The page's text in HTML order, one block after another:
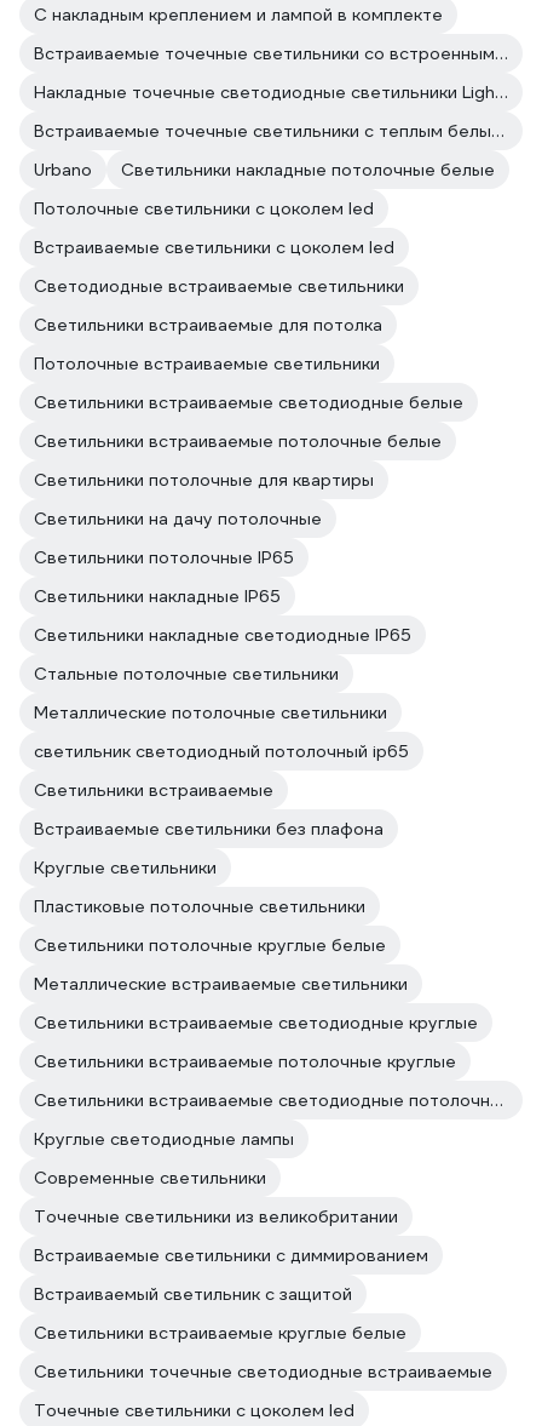
С накладным креплением и лампой в комплекте
Встраиваемые точечные светильники со встроенными светодиодами Lightstar
Накладные точечные светодиодные светильники Lightstar
Встраиваемые точечные светильники с теплым белым светом (менее 3300 к) Lightstar
Urbano
Светильники накладные потолочные белые
Потолочные светильники с цоколем led
Встраиваемые светильники с цоколем led
Светодиодные встраиваемые светильники
Светильники встраиваемые для потолка
Потолочные встраиваемые светильники
Светильники встраиваемые светодиодные белые
Светильники встраиваемые потолочные белые
Светильники потолочные для квартиры
Светильники на дачу потолочные
Светильники потолочные IP65
Светильники накладные IP65
Светильники накладные светодиодные IP65
Стальные потолочные светильники
Металлические потолочные светильники
светильник светодиодный потолочный ip65
Светильники встраиваемые
Встраиваемые светильники без плафона
Круглые светильники
Пластиковые потолочные светильники
Светильники потолочные круглые белые
Металлические встраиваемые светильники
Светильники встраиваемые светодиодные круглые
Светильники встраиваемые потолочные круглые
Светильники встраиваемые светодиодные потолочные круглые
Круглые светодиодные лампы
Современные светильники
Точечные светильники из великобритании
Встраиваемые светильники с диммированием
Встраиваемый светильник с защитой
Светильники встраиваемые круглые белые
Светильники точечные светодиодные встраиваемые
Точечные светильники с цоколем led